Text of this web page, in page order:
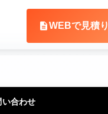
descriptionWEBで見積り
い合わせ